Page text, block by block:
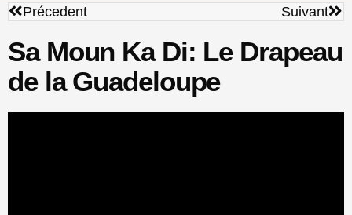
Précédent
Précedent Suivant
Sa Moun Ka Di: Le Drapeau
de la Guadeloupe